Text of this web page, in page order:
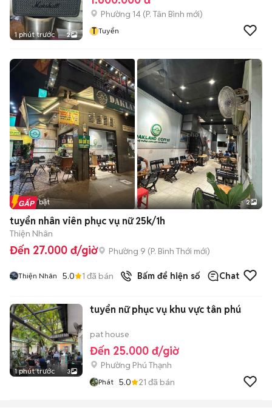
1 phút trước 2
Phường 14 (P. Tân Bình mới)
T Tuyển
Tin nổi bật 2
tuyển nhân viên phục vụ nữ 25k/1h
Thiện Nhân
Đến 27.000 đ/giờ Phường 9 (P. Bình Thới mới)
Thiện Nhân 5.0 1 đã bán Bấm để hiện số Chat
1 phút trước 3
tuyển nữ phục vụ khu vực tân phú
pat house
Đến 25.000 đ/giờ
Phường Phú Thạnh
Phát 5.0 21 đã bán